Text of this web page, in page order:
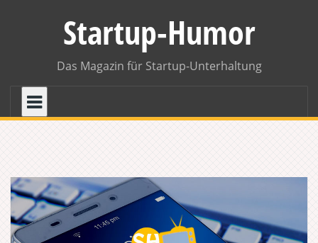
Startup-Humor
Das Magazin für Startup-Unterhaltung